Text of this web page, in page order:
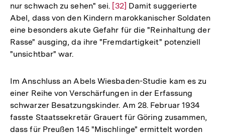
nur schwach zu sehen" sei. Zur
Auflösung
der
Fußnote
[32] Damit suggerierte
Abel, dass von den Kindern marokkanischer Soldaten
eine besonders akute Gefahr für die "Reinhaltung der
Rasse" ausging, da ihre "Fremdartigkeit" potenziell
"unsichtbar" war.
Im Anschluss an Abels Wiesbaden-Studie kam es zu
einer Reihe von Verschärfungen in der Erfassung
schwarzer Besatzungskinder. Am 28. Februar 1934
fasste Staatssekretär Grauert für Göring zusammen,
dass für Preußen 145 "Mischlinge" ermittelt worden